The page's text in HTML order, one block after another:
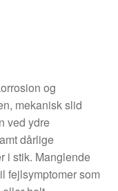
og
mekanisk slid
ved ydre
dårlige
i stik. Manglende
fejlsymptomer som